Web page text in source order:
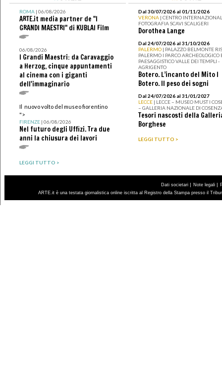
ROMA| 06/08/2026
ARTE.it media partner de "I
GRANDI MAESTRI" di KUBLAI Film
06/08/2026
I Grandi Maestri: da Caravaggio
a Herzog, cinque appuntamenti
al cinema con i giganti
dell'immaginario
Il nuovo volto del museo fiorentino
">
FIRENZE| 06/08/2026
Nel futuro degli Uffizi. Tra due
anni la chiusura dei lavori
LEGGI TUTTO >
Dal 30/07/2026 al 01/11/2026
VERONA | CENTRO
FOTOGRAFIA SCAVI SCALIGERI
Dorothea Lange
Dal 24/07/2026 al 31/10/2026
PALERMO | PALAZZO BELMONTE
PALERMO I PARCO ARCHEOLOGICO
PAESAGGISTICO VALLE DEI TEMPLI -
AGRIGENTO
Botero. L’incanto del Mito I
Botero. Il peso dei sogni
Dal 24/07/2026 al 31/01/2027
LECCE | LECCE – MUSEO MUST I
– GALLERIA NAZIONALE DI
Tesori nascosti della
Borghese
LEGGI TUTTO >
Dati societari | Note legali |
ARTE.it è una testata giornalistica online iscritta al Registro della Stampa presso il